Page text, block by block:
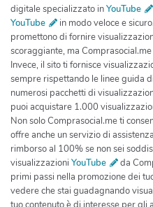
digitale specializzato inYouTube
YouTube
in modo veloce e
promettono di fornire
scoraggiante, ma
Invece, il sito ti fornisce
sempre rispettando le linee guida di
numerosi pacchetti di
puoi acquistare 1.000
Non solo Comprasocial.me ti
offre anche un servizio di
rimborso al 100% se non sei
visualizzazioni YouTube
da
primi passi nella promozione dei
vedere che stai guadagnando